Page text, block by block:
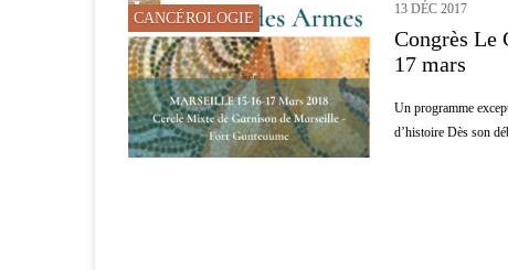
CANCÉROLOGIE
13 DÉC 2017
Congrès Le
17 mars
Un programme
d’histoire Dès son